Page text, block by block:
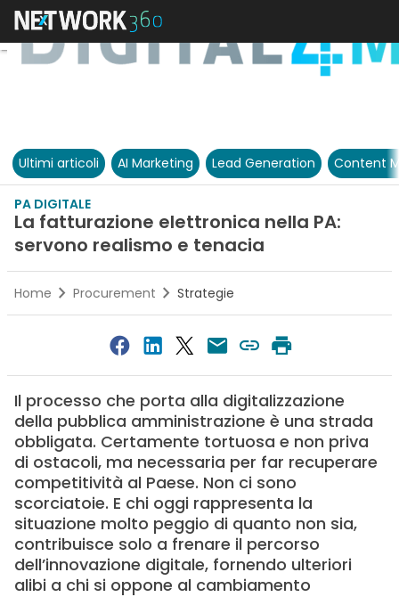
Ultimi articoli AI Marketing Lead Generation Content
PA DIGITALE
La fatturazione elettronica nella PA:
servono realismo e tenacia
Home Procurement Strategie
Il processo che porta alla digitalizzazione
della pubblica amministrazione è una strada
obbligata. Certamente tortuosa e non priva
di ostacoli, ma necessaria per far recuperare
competitività al Paese. Non ci sono
scorciatoie. E chi oggi rappresenta la
situazione molto peggio di quanto non sia,
contribuisce solo a frenare il percorso
dell’innovazione digitale, fornendo ulteriori
alibi a chi si oppone al cambiamento